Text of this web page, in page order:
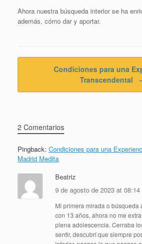
Ahora nuestra búsqueda interior se ha
además, cómo dar y aportar.
Condiciones para una
Transcendental
2 Comentarios
Pingback: Condiciones para una
Madrid Medita
Beatriz
9 de agosto de 2023 at 08:14
Mi primera mirada o búsqueda
con 13 años, ahora no me
plena adolescencia. Cerraba
sentir, descubrí que siempre